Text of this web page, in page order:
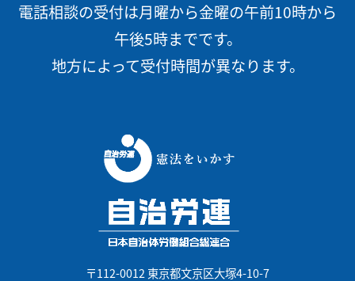
電話相談の受付は月曜から金曜の午前10時から
午後5時までです。
地方によって受付時間が異なります。
〒112-0012 東京都文京区大塚4-10-7